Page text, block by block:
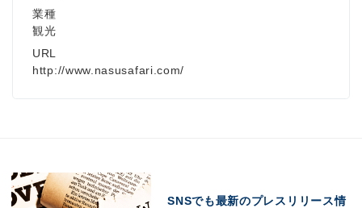
業種
観光
URL
http://www.nasusafari.com/
SNSでも最新のプレスリリース情